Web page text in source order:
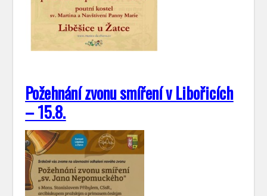
Požehnání zvonu smíření v Libořicích
– 15.8.